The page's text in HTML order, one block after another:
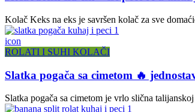
Kolač Keks na eks je savršen kolač za sve
icon
ROLATI I SUHI KOLAČI
Slatka pogača sa cimetom 🔥
Slatka pogača sa cimetom je vrlo slična